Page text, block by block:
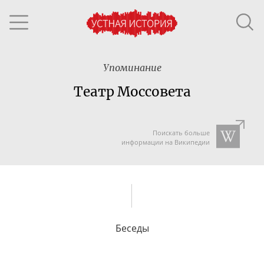
Упоминание
Театр Моссовета
Поискать больше
информации на Википедии
Беседы